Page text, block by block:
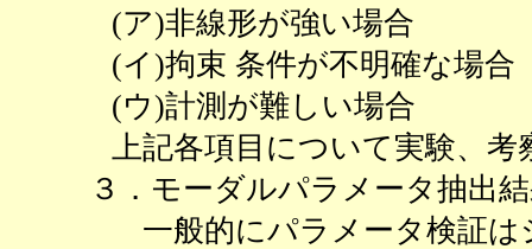
(ア)非線形が強い場合
(イ)拘束 条件が不明確な場合
(ウ)計測が難しい場合
上記各項目について実験、考
３． モーダルパラメータ抽出
一般的にパラメータ検証は